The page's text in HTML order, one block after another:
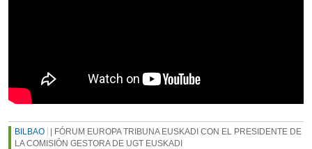
BILBAO
| FÓRUM EUROPA TRIBUNA EUSKADI CON EL PRESIDENTE DE
LA COMISIÓN GESTORA DE UGT EUSKADI